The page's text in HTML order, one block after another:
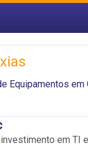
Equipamentos em
em TI